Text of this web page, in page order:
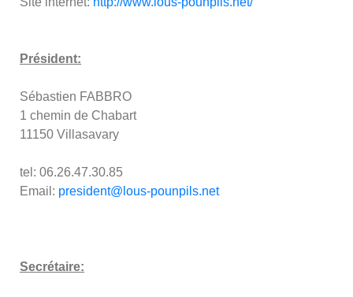
Président:
Sébastien FABBRO
1 chemin de Chabart
11150 Villasavary
tel: 06.26.47.30.85
Email: president@lous-pounpils.net
Secrétaire: